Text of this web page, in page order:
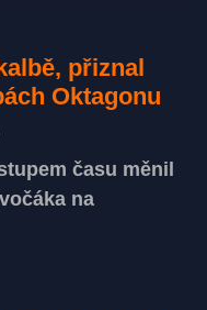
přiznal
Oktagonu
času měnil
na